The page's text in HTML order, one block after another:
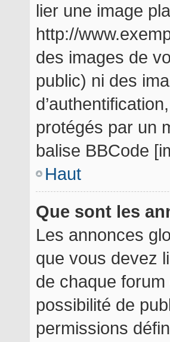
lier une image
http://
des images de
public) ni des
protégés par un
balise BBCode
Haut
Que sont les
Les annonces
que vous devez
de chaque forum
possibilité de
permissions